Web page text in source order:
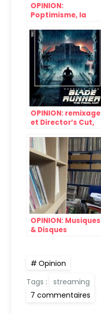
OPINION:
Poptimisme, la
OPINION: remixage
et Director’s Cut,
réécriture ?
OPINION: Musiques
& Disques
Opinion
Tags :
streaming
7 commentaires